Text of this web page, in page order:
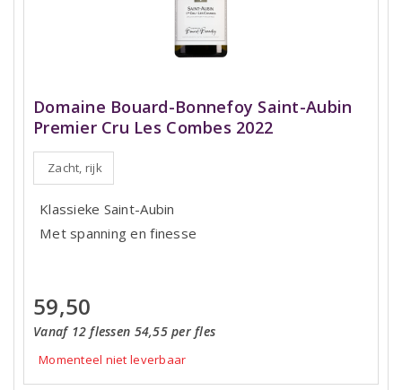
Domaine Bouard-Bonnefoy Saint-Aubin
Premier Cru Les Combes 2022
Zacht, rijk
Klassieke Saint-Aubin
Met spanning en finesse
59,50
Vanaf 12 flessen 54,55 per fles
Momenteel niet leverbaar